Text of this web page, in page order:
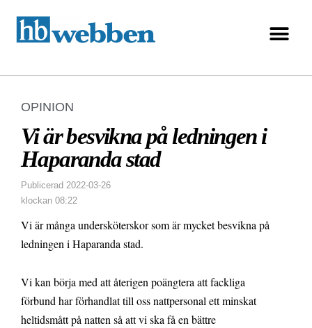
OPINION
Vi är besvikna på ledningen i
Haparanda stad
Publicerad 2022-03-26
klockan 08:22
Vi är många undersköterskor som är mycket besvikna på
ledningen i Haparanda stad.
Vi kan börja med att återigen poängtera att fackliga
förbund har förhandlat till oss nattpersonal ett minskat
heltidsmått på natten så att vi ska få en bättre